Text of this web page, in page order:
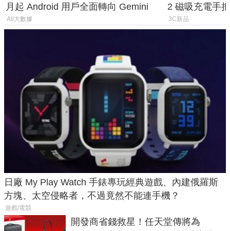
月起 Android 用戶全面轉向 Gemini
AI/大數據
2 磁吸充電手
倍
3C新品
日廠 My Play Watch 手錶專玩經典遊戲、內建俄羅斯
方塊、太空侵略者，不過竟然不能連手機？
遊戲/電競
開發商省錢救星！任天堂傳將為